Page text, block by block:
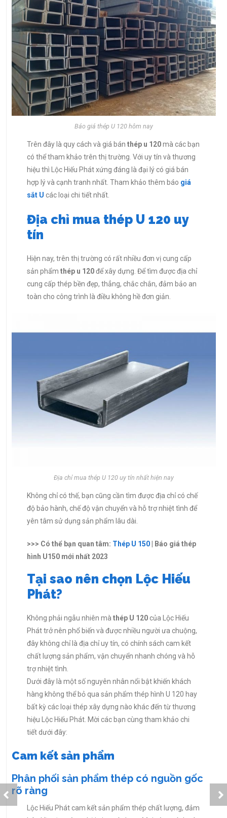
Báo giá thép U 120 hôm nay
Trên đây là quy cách và giá bán thép u 120mà các bạn
có thể tham khảo trên thị trường. Với uy tín và thương
hiệu thì Lộc Hiếu Phát xứng đáng là đại lý có giá bán
hợp lý và cạnh tranh nhất. Tham khảo thêm báo giá
sắt U các loại chi tiết nhất.
Địa chỉ mua thép U 120 uy
tín
Hiện nay, trên thị trường có rất nhiều đơn vị cung cấp
sản phẩm thép u 120để xây dựng. Để tìm được địa chỉ
cung cấp thép bền đẹp, thẳng, chắc chắn, đảm bảo an
toàn cho công trình là điều không hề đơn giản.
Địa chỉ mua thép U 120 uy tín nhất hiện nay
Không chỉ có thế, bạn cũng cần tìm được địa chỉ có chế
độ bảo hành, chế độ vận chuyển và hỗ trợ nhiệt tình để
yên tâm sử dụng sản phẩm lâu dài.
>>> Có thể bạn quan tâm: Thép U 150 | Báo giá thép
hình U150 mới nhất 2023
Tại sao nên chọn Lộc Hiếu
Phát?
Không phải ngẫu nhiên mà thép U 120của Lộc Hiếu
Phát trở nên phổ biến và được nhiều người ưa chuộng,
đây không chỉ là địa chỉ uy tín, có chính sách cam kết
chất lượng sản phẩm, vận chuyển nhanh chóng và hỗ
trợ nhiệt tình.
Dưới đây là một số nguyên nhân nổi bật khiến khách
hàng không thể bỏ qua sản phẩm thép hình U 120 hay
bất kỳ các loại thép xây dựng nào khác đến từ thương
hiệu Lộc Hiếu Phát. Mời các bạn cùng tham khảo chi
tiết dưới đây:
Cam kết sản phẩm
Phân phối sản phẩm thép có nguồn gốc
rõ ràng
Lộc Hiếu Phát cam kết sản phẩm thép chất lượng, đảm